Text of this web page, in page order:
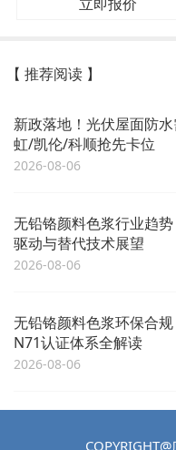
【 推荐阅读 】
新政落地！光伏屋面防
虹/凯伦/科顺抢先卡位
2026-08-06
无铅铬颜料色浆行业趋
驱动与替代技术展望
2026-08-06
无铅铬颜料色浆环保合
N71认证体系全解读
2026-08-06